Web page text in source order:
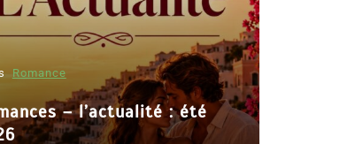
: été
Dans Thriller